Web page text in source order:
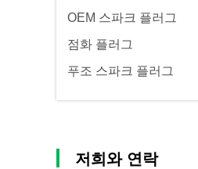
OEM 스파크 플러그
점화 플러그
푸조 스파크 플러그
저희와 연락